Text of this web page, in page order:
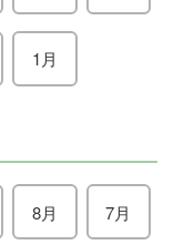
1月
8月 7月